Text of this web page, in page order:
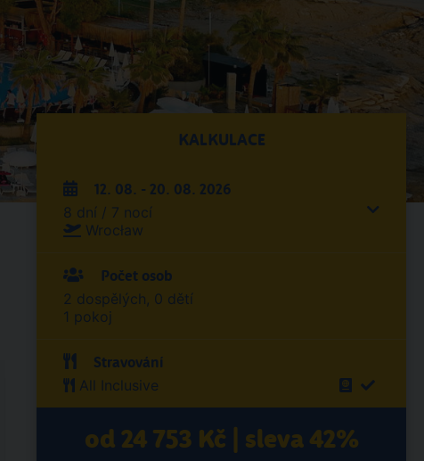
KALKULACE
12. 08. - 20. 08. 2026
8 dní / 7 nocí
Wrocław
Počet osob
2 dospělých, 0 dětí
1 pokoj
Stravování
All Inclusive
od 24 753 Kč | sleva 42%